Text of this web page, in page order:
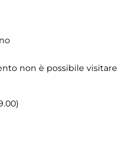
non è possibile visitare